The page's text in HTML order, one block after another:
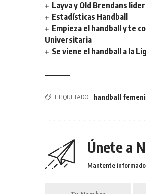
Layva y Old Brendans
Estadísticas Handball
Empieza el handball y te
Universitaria
Se viene el handball a la
ETIQUETADO handball
Únete a
Mantente